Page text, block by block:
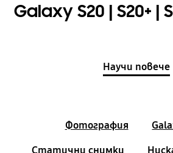
Galaxy S20 | S20+ |
Научи повече
Фотография
Статични снимки